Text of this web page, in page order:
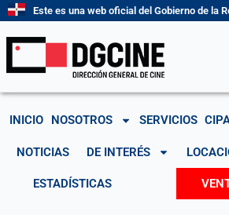
contenido
Este es una web oficial del Gobierno de la
INICIO NOSOTROS SERVICIOS
NOTICIAS DE INTERÉS
ESTADÍSTICAS